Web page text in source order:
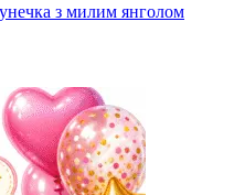
з милим янголом